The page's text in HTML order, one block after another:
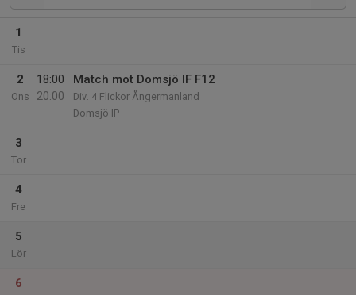
1
Tis
2
Ons
18:00
20:00
Match mot Domsjö IF F12
Div. 4 Flickor Ångermanland
Domsjö IP
3
Tor
4
Fre
5
Lör
6